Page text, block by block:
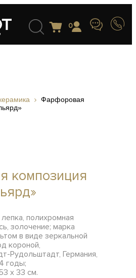
0
Фарфоровая
композиция
полихромная
золочение; марка
в виде зеркальной
короной,
Рудольштадт, Германия,
годы;
х 33 см.